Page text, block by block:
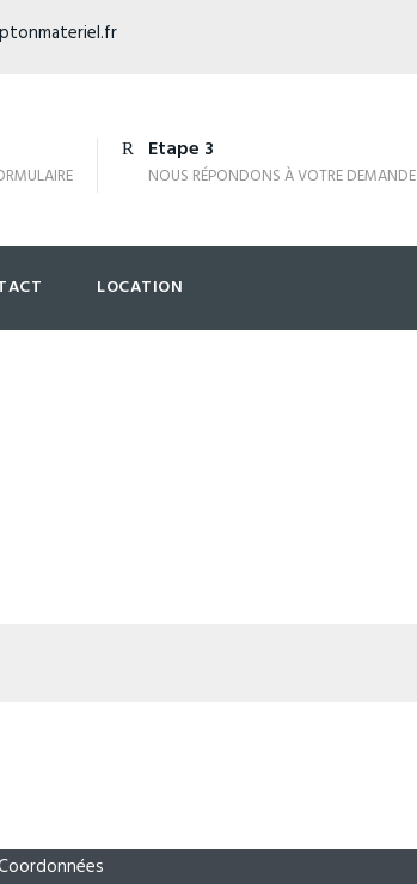
Etape 3
NOUS RÉPONDONS À VOTRE DEMANDE
LOCATION